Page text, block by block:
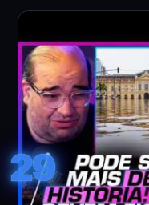
29